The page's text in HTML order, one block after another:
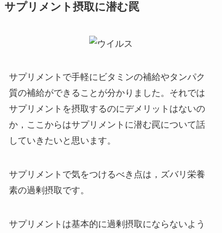
サプリメント摂取に潜む罠
サプリメントで手軽にビタミンの補給やタンパク
質の補給ができることが分かりました。それでは
サプリメントを摂取するのにデメリットはないの
か，ここからはサプリメントに潜む罠について話
していきたいと思います。
サプリメントで気をつけるべき点は，ズバリ栄養
素の過剰摂取です。
サプリメントは基本的に過剰摂取にならないよう